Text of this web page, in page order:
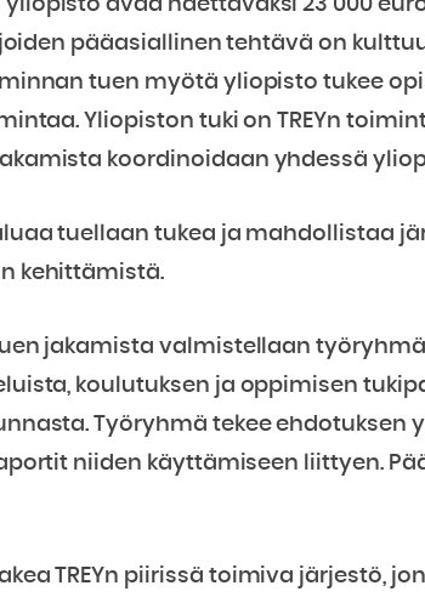
avaa haettavaksi 23 000
pääasiallinen tehtävä on
tuen myötä yliopisto tukee
Yliopiston tuki on TREYn
koordinoidaan yhdessä
tuellaan tukea ja mahdollistaa
kehittämistä.
jakamista valmistellaan
koulutuksen ja oppimisen
Työryhmä tekee ehdotuksen
niiden käyttämiseen liittyen.
TREYn piirissä toimiva järjestö,